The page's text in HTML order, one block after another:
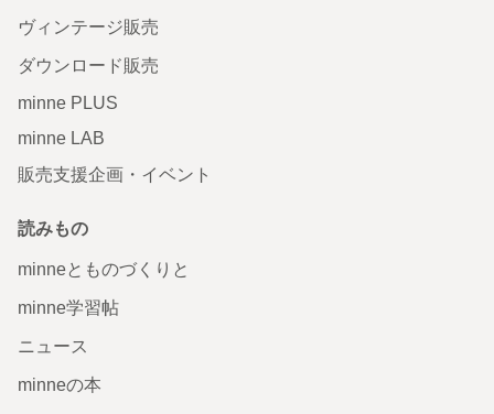
ヴィンテージ販売
ダウンロード販売
minne PLUS
minne LAB
販売支援企画・イベント
読みもの
minneとものづくりと
minne学習帖
ニュース
minneの本